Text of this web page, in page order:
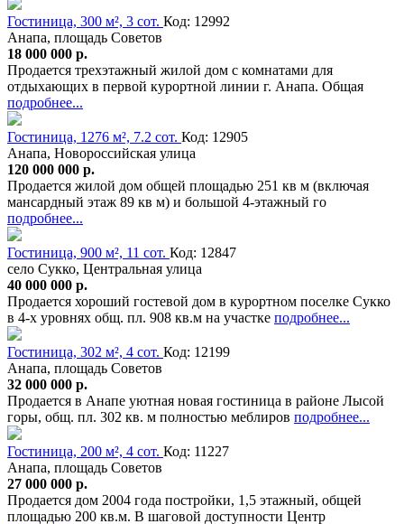
Гостиница, 300 м², 3 сот. Код: 12992
Анапа, площадь Советов
18 000 000 р.
Продается трехэтажный жилой дом с комнатами для
отдыхающих в первой курортной линии г. Анапа. Общая
подробнее...
Гостиница, 1276 м², 7.2 сот. Код: 12905
Анапа, Новороссийская улица
120 000 000 р.
Продается жилой дом общей площадью 251 кв м (включая
мансардный этаж 89 кв м) и большой 4-этажный го
подробнее...
Гостиница, 900 м², 11 сот. Код: 12847
село Сукко, Центральная улица
40 000 000 р.
Продается хороший гостевой дом в курортном поселке Сукко
в 4-х уровнях общ. пл. 908 кв.м на участке подробнее...
Гостиница, 302 м², 4 сот. Код: 12199
Анапа, площадь Советов
32 000 000 р.
Продается в Анапе уютная новая гостиница в районе Лысой
горы, общ. пл. 302 кв. м полностью меблиров подробнее...
Гостиница, 200 м², 4 сот. Код: 11227
Анапа, площадь Советов
27 000 000 р.
Продается дом 2004 года постройки, 1,5 этажный, общей
площадью 200 кв.м. В шаговой доступности Центр